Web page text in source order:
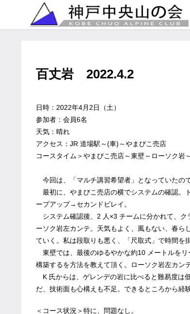
百丈岩 2022.4.2
日時：2022年4月2日（土）
参加者：会員6名
天気：晴れ
アクセス：JR 道場駅～(車)～やまびこ売店
コースタイム＞やまびこ売店～東壁～ローソク岩
今回は、「マルチ講習希望者」となっていたの
最初に、やまびこ売店の横でシステムの確認。
ープアップ→セカンドビレイ。
システム確認後、2 人×3 チームに分かれて、ク
ーソク岩左カンテ。天気もよく、風もない、春ら
ていく。私は段取りも悪く、「尺取式」で時間を
東壁では、最後のゆるやかな約10 メートルを
構築するを方法を教えて頂く。ローソク岩左カン
K 氏からは、ゲレンデの岩に比べると難易度は
だ、技術面も心構えも不足。できるところから経
＜コース状況＞特に、問題なし。